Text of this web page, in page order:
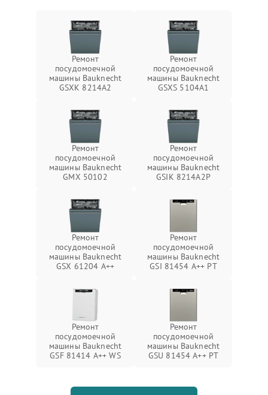
Ремонт
посудомоечной
машины Bauknecht
GSXK 8214A2
Ремонт
посудомоечной
машины Bauknecht
GSXS 5104A1
Ремонт
посудомоечной
машины Bauknecht
GMX 50102
Ремонт
посудомоечной
машины Bauknecht
GSIK 8214A2P
Ремонт
посудомоечной
машины Bauknecht
GSX 61204 A++
Ремонт
посудомоечной
машины Bauknecht
GSI 81454 A++ PT
Ремонт
посудомоечной
машины Bauknecht
GSF 81414 A++ WS
Ремонт
посудомоечной
машины Bauknecht
GSU 81454 A++ PT